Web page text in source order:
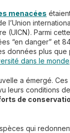
menacées
l’Union
(UICN). Parmi
“en danger” et
données plus
dans le monde
a émergé. Ces
leurs conditions de
de
qui